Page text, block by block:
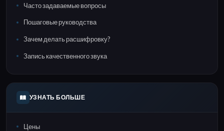
Часто задаваемые вопросы
Пошаговые руководства
Зачем делать расшифровку?
Запись качественного звука
УЗНАТЬ БОЛЬШЕ
Цены